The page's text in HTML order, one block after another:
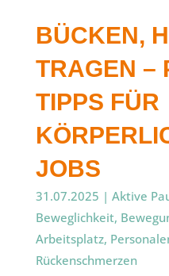
BÜCKEN,
TRAGEN –
TIPPS FÜR
JOBS
31.07.2025 | Aktive
Beweglichkeit,
Arbeitsplatz,
Rückenschmerzen